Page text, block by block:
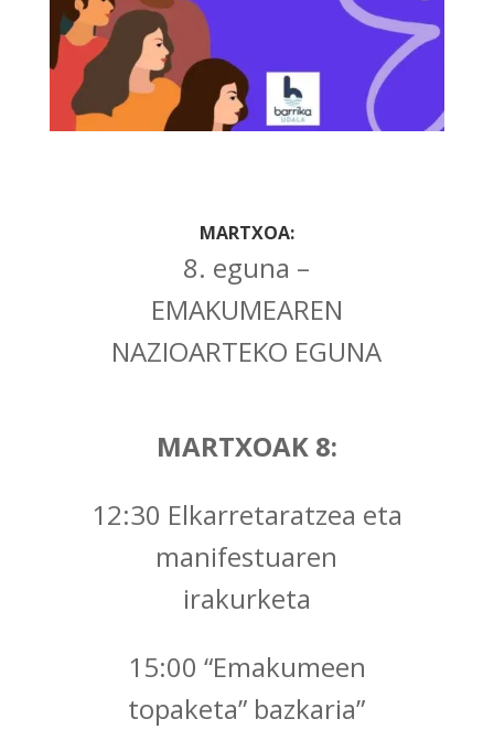
MARTXOA:
8. eguna –
EMAKUMEAREN
NAZIOARTEKO EGUNA
MARTXOAK 8:
12:30 Elkarretaratzea eta
manifestuaren
irakurketa
15:00 “Emakumeen
topaketa” bazkaria”